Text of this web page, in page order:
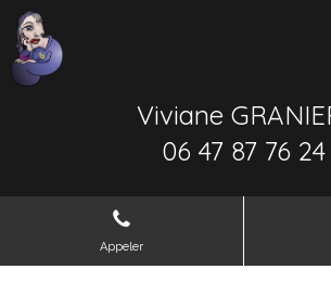
Viviane
06 47 87 76 24
Appeler